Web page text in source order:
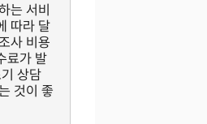
는 서비
따라 달
사 비용
료가 발
상담
것이 좋